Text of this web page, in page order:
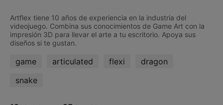
Artflex tiene 10 años de experiencia en la industria del
videojuego. Combina sus conocimientos de Game Art con la
impresión 3D para llevar el arte a tu escritorio. Apoya sus
game articulated flexi
dragon
snake